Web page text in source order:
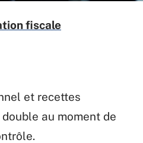
fiscale
et recettes
au moment de